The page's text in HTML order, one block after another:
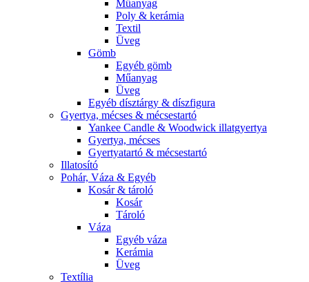
Műanyag
Poly & kerámia
Textil
Üveg
Gömb
Egyéb gömb
Műanyag
Üveg
Egyéb dísztárgy & díszfigura
Gyertya, mécses & mécsestartó
Yankee Candle & Woodwick illatgyertya
Gyertya, mécses
Gyertyatartó & mécsestartó
Illatosító
Pohár, Váza & Egyéb
Kosár & tároló
Kosár
Tároló
Váza
Egyéb váza
Kerámia
Üveg
Textília